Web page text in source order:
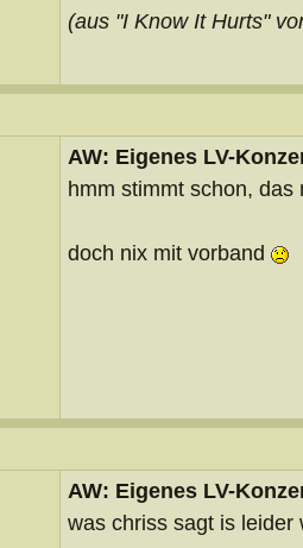
(aus "I Know It Hurts"
AW: Eigenes LV-
hmm stimmt schon,
doch nix mit vorband
AW: Eigenes LV-
was chriss sagt is leider